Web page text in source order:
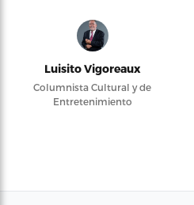
Luisito Vigoreaux
Columnista Cultural y de
Entretenimiento